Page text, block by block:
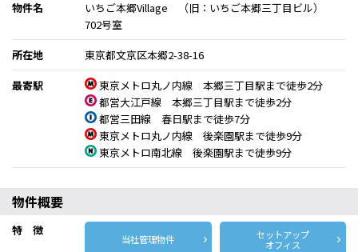
物件名
いちご本郷Village （旧：いちご本郷三丁目ビル）
702号室
所在地
東京都文京区本郷2-38-16
最寄駅
東京メトロ丸ノ内線 本郷三丁目駅まで徒歩2分
都営大江戸線 本郷三丁目駅まで徒歩2分
都営三田線 春日駅まで徒歩7分
東京メトロ丸ノ内線 後楽園駅まで徒歩9分
東京メトロ南北線 後楽園駅まで徒歩9分
物件概要
特 徴
当社管理物件
セットアップ
オフィス